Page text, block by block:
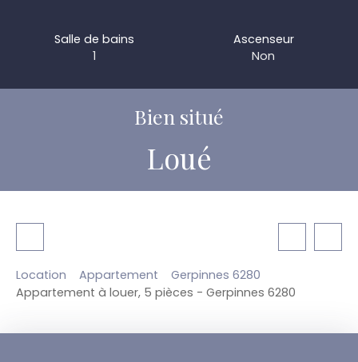
Salle de bains
1
Ascenseur
Non
Bien situé
Loué
Location Appartement
Gerpinnes 6280
Appartement à louer, 5 pièces - Gerpinnes 6280